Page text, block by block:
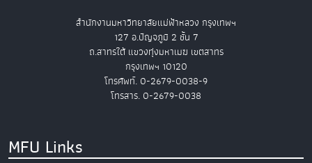
สำนักงานมหาวิทยาลัยแม่ฟ้าหลวง กรุงเทพฯ
127 อ.ปัญจภูมิ 2 ชั้น 7
ถ.สาทรใต้ แขวงทุ่งมหาเมฆ เขตสาทร
กรุงเทพฯ 10120
โทรศัพท์. 0-2679-0038-9
โทรสาร. 0-2679-0038
MFU Links